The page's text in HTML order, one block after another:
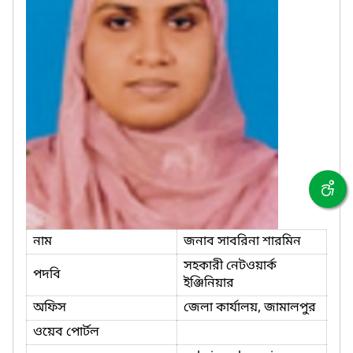
নাম
জনাব সাবরিনা শারমিন
পদবি
সহকারী নেটওয়ার্ক
ইঞ্জিনিয়ার
অফিস
জেলা কার্যালয়, জামালপুর
ওয়েব পোর্টল